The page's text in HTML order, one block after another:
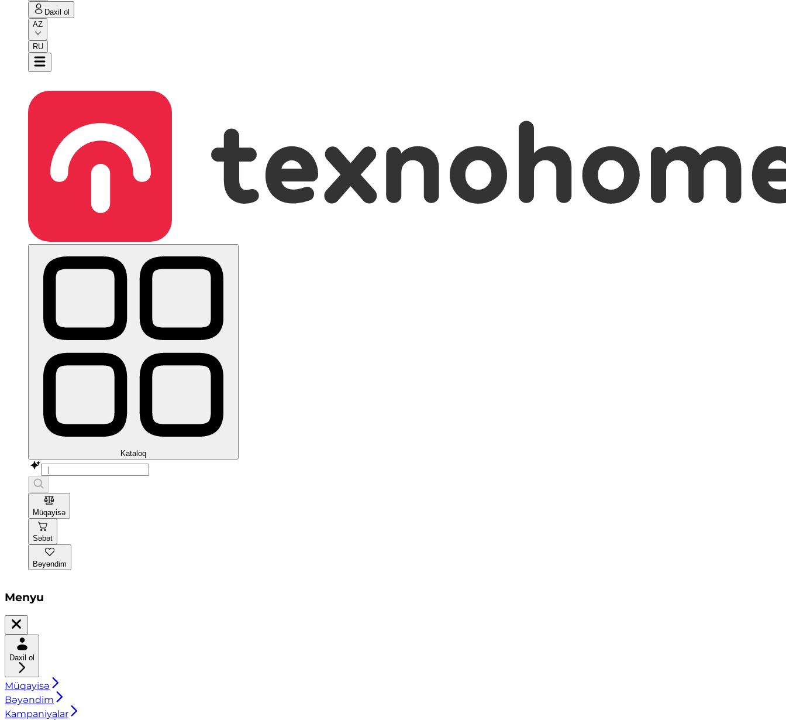
Daxil ol
AZ
RU
Kataloq
Müqayisə
Səbət
Bəyəndim
Menyu
Daxil ol
Müqayisə
Bəyəndim
Kampaniyalar